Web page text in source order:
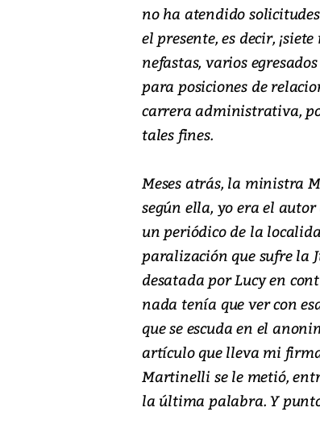
no ha atendido
el presente, es decir,
nefastas, varios
para posiciones de
carrera administrativa,
tales fines.
Meses atrás, la ministra
según ella, yo era el
un periódico de la
paralización que sufre la
desatada por Lucy en
nada tenía que ver con
que se escuda en el
artículo que lleva mi
Martinelli se le metió,
la última palabra. Y